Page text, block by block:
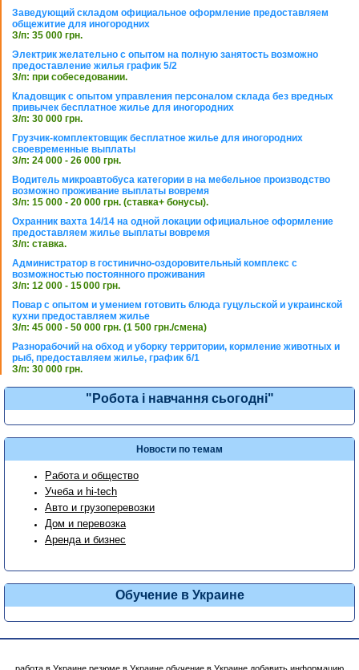
Заведующий складом официальное оформление предоставляем
общежитие для иногородних
З/п: 35 000 грн.
Электрик желательно с опытом на полную занятость возможно
предоставление жилья график 5/2
З/п: при собеседовании.
Кладовщик с опытом управления персоналом склада без вредных
привычек бесплатное жилье для иногородних
З/п: 30 000 грн.
Грузчик-комплектовщик бесплатное жилье для иногородних
своевременные выплаты
З/п: 24 000 - 26 000 грн.
Водитель микроавтобуса категории в на мебельное производство
возможно проживание выплаты вовремя
З/п: 15 000 - 20 000 грн. (ставка+ бонусы).
Охранник вахта 14/14 на одной локации официальное оформление
предоставляем жилье выплаты вовремя
З/п: ставка.
Администратор в гостинично-оздоровительный комплекс с
возможностью постоянного проживания
З/п: 12 000 - 15 000 грн.
Повар с опытом и умением готовить блюда гуцульской и украинской
кухни предоставляем жилье
З/п: 45 000 - 50 000 грн. (1 500 грн./смена)
Разнорабочий на обход и уборку территории, кормление животных и
рыб, предоставляем жилье, график 6/1
З/п: 30 000 грн.
"Робота і навчання сьогодні"
Новости по темам
Работа и общество
Учеба и hi-tech
Авто и грузоперевозки
Дом и перевозка
Аренда и бизнес
Обучение в Украине
работа в Украине резюме в Украине обучение в Украине добавить информацию